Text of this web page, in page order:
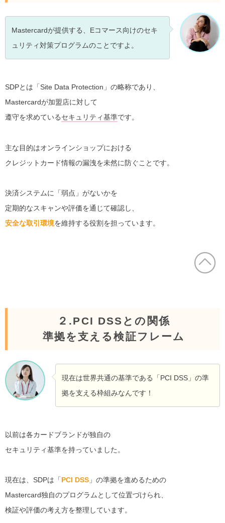
Mastercardが提供する、Eコマース向けのセキ
ュリティ対策プログラムのことですよ。
SDPとは「Site Data Protection」の略称であり、
Mastercardが加盟店に対して
遵守を求めているセキュリティ基準です。
主な目的はオンラインショップにおける
クレジットカード情報の漏洩を未然に防ぐことです。
決済システムに「弱点」がないかを
定期的なスキャンや評価を通じて確認し、
安全な取引環境を維持する役割を担っています。
２.PCI DSSとの関係
準拠を支える検証フレーム
現在は世界共通の基準である「PCI DSS」の準
拠を支える枠組みなんです！
以前は各カードブランドが独自の
セキュリティ基準を持っていました。
現在は、SDPは「PCI DSS 」の準拠を進めるための
Mastercard独自のプログラムとして位置づけられ、
検証や評価の考え方を整理しています。